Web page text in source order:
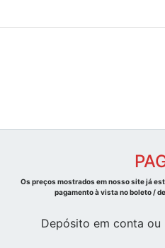
Os preços mostrados em nosso site já
pagamento à
Depósito em conta